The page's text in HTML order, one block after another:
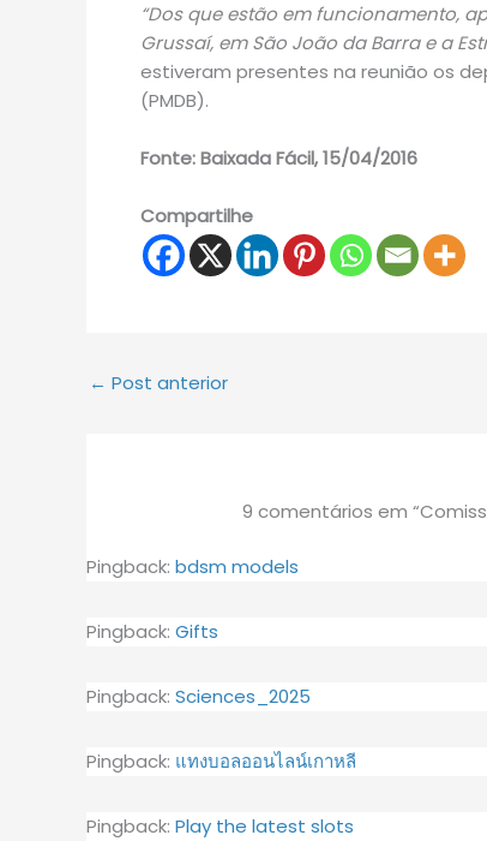
“Dos que estão em funcionamento,
Grussaí, em São João da Barra e a
estiveram presentes na reunião os
(PMDB).
Fonte: Baixada Fácil, 15/04/2016
Compartilhe
← Post anterior
9 comentários em
Pingback: bdsm models
Pingback: Gifts
Pingback: Sciences_2025
Pingback: แทงบอลออนไลน์เกาหลี
Pingback: Play the latest slots